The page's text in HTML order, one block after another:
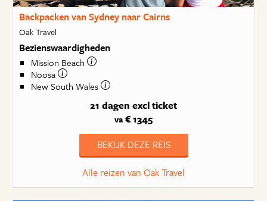
Backpacken van Sydney naar Cairns
Oak Travel
Bezienswaardigheden
Mission Beach
Noosa
New South Wales
21 dagen excl ticket
va € 1345
BEKIJK DEZE REIS
Alle reizen van Oak Travel